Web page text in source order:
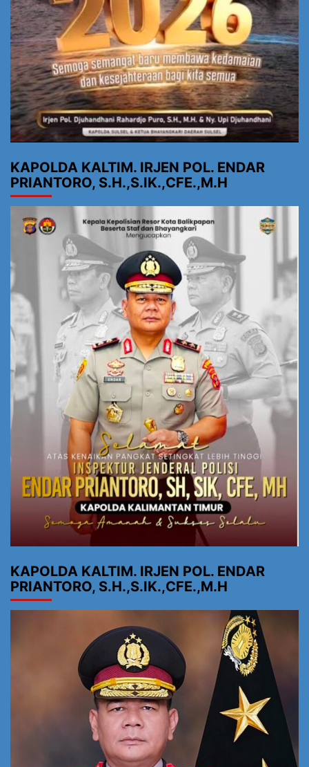
KAPOLDA KALTIM. IRJEN POL. ENDAR
PRIANTORO, S.H.,S.IK.,CFE.,M.H
KAPOLDA KALTIM. IRJEN POL. ENDAR
PRIANTORO, S.H.,S.IK.,CFE.,M.H